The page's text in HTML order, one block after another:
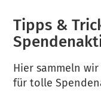
Tipps &
Hier sammeln
für tolle